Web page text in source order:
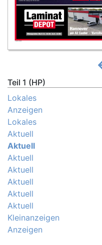
Teil 1 (HP)
Lokales
Anzeigen
Lokales
Aktuell
Aktuell
Aktuell
Aktuell
Aktuell
Aktuell
Aktuell
Kleinanzeigen
Anzeigen